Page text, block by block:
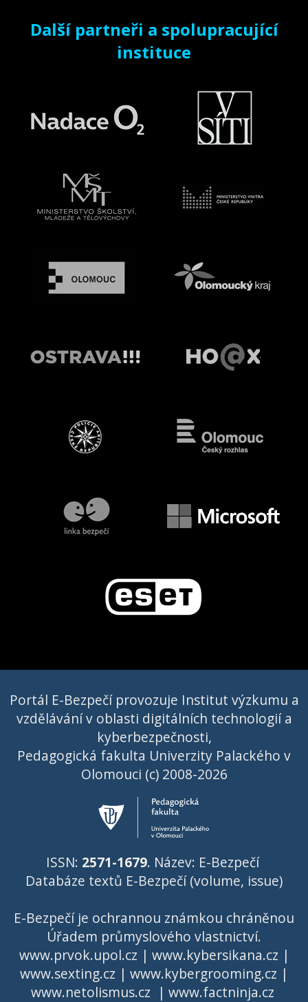
Další partneři a spolupracující
instituce
Portál E-Bezpečí provozuje Institut výzkumu a
vzdělávání v oblasti digitálních technologií a
kyberbezpečnosti,
Pedagogická fakulta Univerzity Palackého v
Olomouci (c) 2008-2026
ISSN: 2571-1679. Název: E-Bezpečí
Databáze textů E-Bezpečí (volume, issue)
E-Bezpečí je ochrannou známkou chráněnou
Úřadem průmyslového vlastnictví.
www.prvok.upol.cz | www.kybersikana.cz |
www.sexting.cz | www.kybergrooming.cz |
www.netolismus.cz | www.factninja.cz